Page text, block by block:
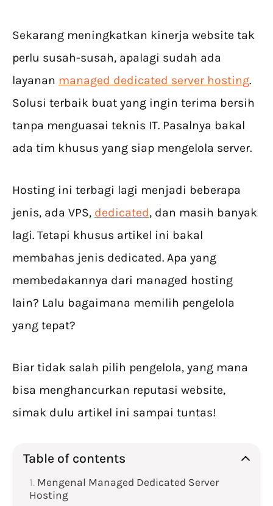
Sekarang meningkatkan kinerja website tak
perlu susah-susah, apalagi sudah ada
layanan managed dedicated server hosting.
Solusi terbaik buat yang ingin terima bersih
tanpa menguasai teknis IT. Pasalnya bakal
ada tim khusus yang siap mengelola server.
Hosting ini terbagi lagi menjadi beberapa
jenis, ada VPS, dedicated, dan masih banyak
lagi. Tetapi khusus artikel ini bakal
membahas jenis dedicated. Apa yang
membedakannya dari managed hosting
lain? Lalu bagaimana memilih pengelola
yang tepat?
Biar tidak salah pilih pengelola, yang mana
bisa menghancurkan reputasi website,
simak dulu artikel ini sampai tuntas!
Table of contents
Mengenal Managed Dedicated Server
Hosting